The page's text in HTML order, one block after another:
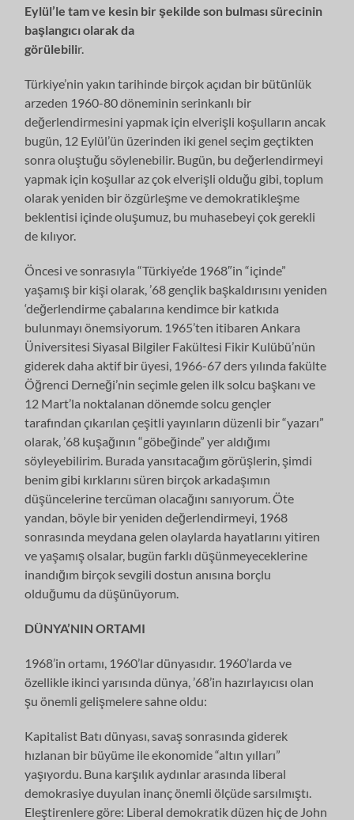
Eylül’le tam ve kesin bir şekilde son bulması sürecinin
başlangıcı olarak da
görülebilir.
Türkiye’nin yakın tarihinde birçok açıdan bir bütünlük
arzeden 1960-80 döne­minin serinkanlı bir
değerlendirmesini yapmak için elverişli koşulların ancak
bu­gün, 12 Eylül’ün üzerinden iki genel seçim geçtikten
sonra oluştuğu söylene­bilir. Bugün, bu değerlendirmeyi
yapmak için koşullar az çok elverişli olduğu gibi, toplum
olarak yeniden bir özgürleşme ve demokratikleşme
beklentisi için­de oluşumuz, bu muhasebeyi çok gerekli
de kılıyor.
Öncesi ve sonrasıyla “Türkiye’de 1968″in “içinde”
yaşamış bir kişi olarak, ’68 gençlik başkaldırısını yeniden
‘değerlendirme çabalarına kendimce bir kat­kıda
bulunmayı önemsiyorum. 1965’ten itibaren Ankara
Üniversitesi Siyasal Bil­giler Fakültesi Fikir Kulübü’nün
giderek daha aktif bir üyesi, 1966-67 ders yı­lında fakülte
Öğrenci Derneği’nin seçimle gelen ilk solcu başkanı ve
12 Mart’la noktalanan dönemde solcu gençler
tarafından çıkarılan çeşitli yayınların düzenli bir “yazarı”
olarak, ’68 kuşağının “göbeğinde” yer aldığımı
söyleyebilirim. Bu­rada yansıtacağım görüşlerin, şimdi
benim gibi kırklarını süren birçok arkada­şımın
düşüncelerine tercüman olacağını sanıyorum. Öte
yandan, böyle bir ye­niden değerlendirmeyi, 1968
sonrasında meydana gelen olaylarda hayatlarını yitiren
ve yaşamış olsalar, bugün farklı düşünmeyeceklerine
inandığım birçok sevgili dostun anısına borçlu
olduğumu da düşünüyorum.
DÜNYA’NIN ORTAMI
1968’in ortamı, 1960’lar dünyasıdır. 1960’larda ve
özellikle ikinci yarısında dünya, ’68’in hazırlayıcısı olan
şu önemli gelişmelere sahne oldu:
Kapitalist Batı dünyası, savaş sonrasında giderek
hızlanan bir büyüme ile eko­nomide “altın yılları”
yaşıyordu. Buna karşılık aydınlar arasında liberal
demok­rasiye duyulan inanç önemli ölçüde sarsılmıştı.
Eleştirenlere göre: Liberal de­mokratik düzen hiç de John